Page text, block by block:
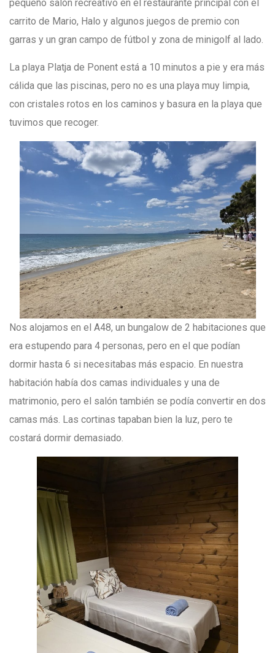
pequeño salón recreativo en el restaurante principal con el
carrito de Mario, Halo y algunos juegos de premio con
garras y un gran campo de fútbol y zona de minigolf al lado.
La playa Platja de Ponent está a 10 minutos a pie y era más
cálida que las piscinas, pero no es una playa muy limpia,
con cristales rotos en los caminos y basura en la playa que
tuvimos que recoger.
Nos alojamos en el A48, un bungalow de 2 habitaciones que
era estupendo para 4 personas, pero en el que podían
dormir hasta 6 si necesitabas más espacio. En nuestra
habitación había dos camas individuales y una de
matrimonio, pero el salón también se podía convertir en dos
camas más. Las cortinas tapaban bien la luz, pero te
costará dormir demasiado.